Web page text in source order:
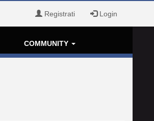
Registrati Login
COMMUNITY